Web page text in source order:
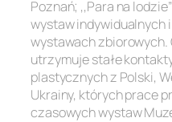
Poznań; ,,Para na
wystaw indywidualnych
wystawach zbiorowych.
utrzymuje stałe
plastycznych z Polski,
Ukrainy, których prace
czasowych wystaw